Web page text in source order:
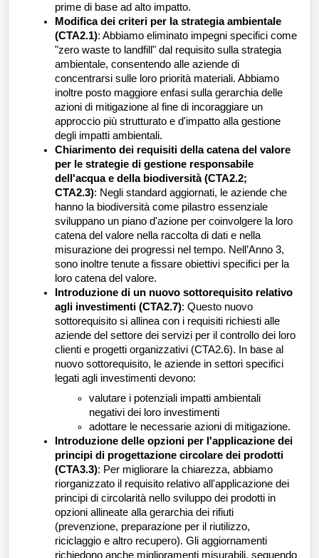
prime di base ad alto impatto.
Modifica dei criteri per la strategia ambientale
(CTA2.1): Abbiamo eliminato impegni specifici come
"zero waste to landfill" dal requisito sulla strategia
ambientale, consentendo alle aziende di
concentrarsi sulle loro priorità materiali. Abbiamo
inoltre posto maggiore enfasi sulla gerarchia delle
azioni di mitigazione al fine di incoraggiare un
approccio più strutturato e d'impatto alla gestione
degli impatti ambientali.
Chiarimento dei requisiti della catena del valore
per le strategie di gestione responsabile
dell'acqua e della biodiversità (CTA2.2;
CTA2.3): Negli standard aggiornati, le aziende che
hanno la biodiversità come pilastro essenziale
sviluppano un piano d'azione per coinvolgere la loro
catena del valore nella raccolta di dati e nella
misurazione dei progressi nel tempo. Nell’Anno 3,
sono inoltre tenute a fissare obiettivi specifici per la
loro catena del valore.
Introduzione di un nuovo sottorequisito relativo
agli investimenti (CTA2.7): Questo nuovo
sottorequisito si allinea con i requisiti richiesti alle
aziende del settore dei servizi per il controllo dei loro
clienti e progetti organizzativi (CTA2.6). In base al
nuovo sottorequisito, le aziende in settori specifici
legati agli investimenti devono:
valutare i potenziali impatti ambientali
negativi dei loro investimenti
adottare le necessarie azioni di mitigazione.
Introduzione delle opzioni per l'applicazione dei
principi di progettazione circolare dei prodotti
(CTA3.3): Per migliorare la chiarezza, abbiamo
riorganizzato il requisito relativo all'applicazione dei
principi di circolarità nello sviluppo dei prodotti in
opzioni allineate alla gerarchia dei rifiuti
(prevenzione, preparazione per il riutilizzo,
riciclaggio e altro recupero). Gli aggiornamenti
richiedono anche miglioramenti misurabili, seguendo